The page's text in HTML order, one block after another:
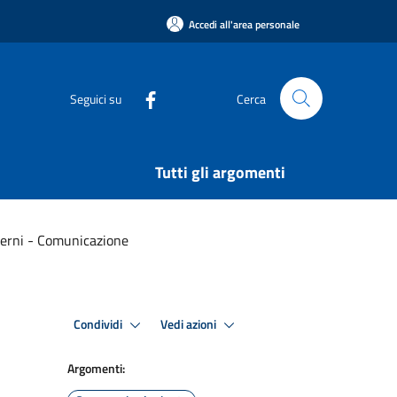
Accedi all'area personale
Seguici su Cerca
Tutti gli argomenti
- Comunicazione
Condividi Vedi azioni
Argomenti: